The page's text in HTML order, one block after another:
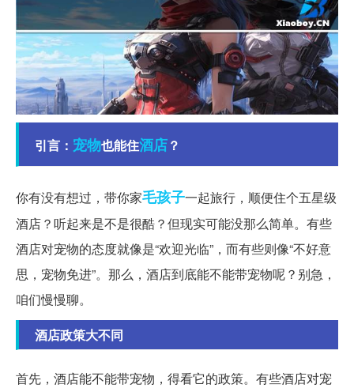
引言： 宠物也能住酒店？
你有没有想过，带你家毛孩子一起旅行，顺便住个五星级
酒店？听起来是不是很酷？但现实可能没那么简单。有些
酒店对宠物的态度就像是“欢迎光临”，而有些则像“不好意
思，宠物免进”。那么，酒店到底能不能带宠物呢？别急，
咱们慢慢聊。
酒店政策大不同
首先，酒店能不能带宠物，得看它的政策。有些酒店对宠